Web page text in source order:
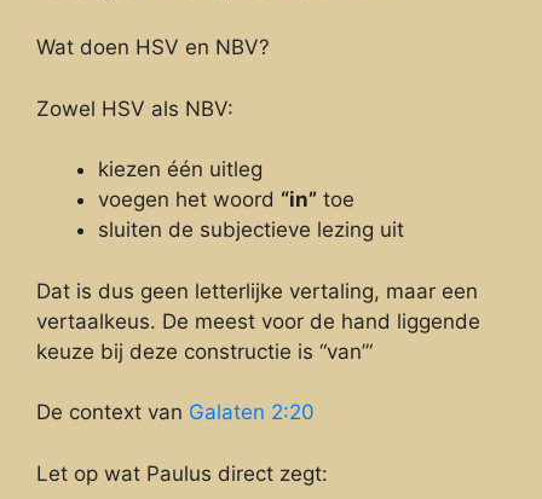
Wat doen HSV en NBV?
Zowel HSV als NBV:
kiezen één uitleg
voegen het woord “in” toe
sluiten de subjectieve lezing uit
Dat is dus geen letterlijke vertaling, maar een
vertaalkeus. De meest voor de hand liggende
keuze bij deze constructie is “van”‘
De context van Galaten 2:20
Let op wat Paulus direct zegt: